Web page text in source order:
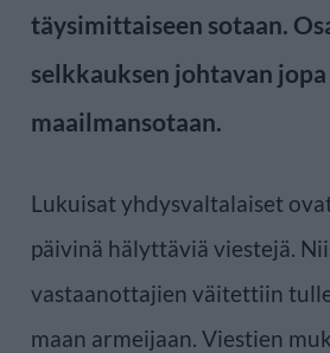
täysimittaiseen sotaan.
selkkauksen johtavan
maailmansotaan.
Lukuisat yhdysvaltalaiset
päivinä hälyttäviä viestejä.
vastaanottajien väitettiin
maan armeijaan. Viestien